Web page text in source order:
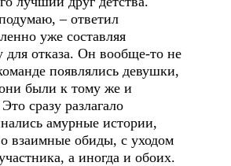
– ответил
уже составляя
для отказа. Он вообще-то не
появлялись девушки,
были к тому же и
сразу разлагало
амурные истории,
взаимные обиды, с уходом
а иногда и обоих.